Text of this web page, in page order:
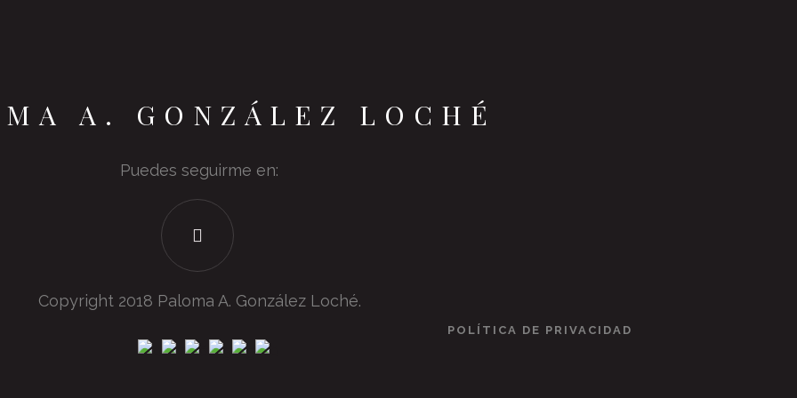
A. GONZÁLEZ LOCHÉ
Puedes seguirme en:
Copyright 2018 Paloma A. González Loché.
POLÍTICA DE PRIVACIDAD